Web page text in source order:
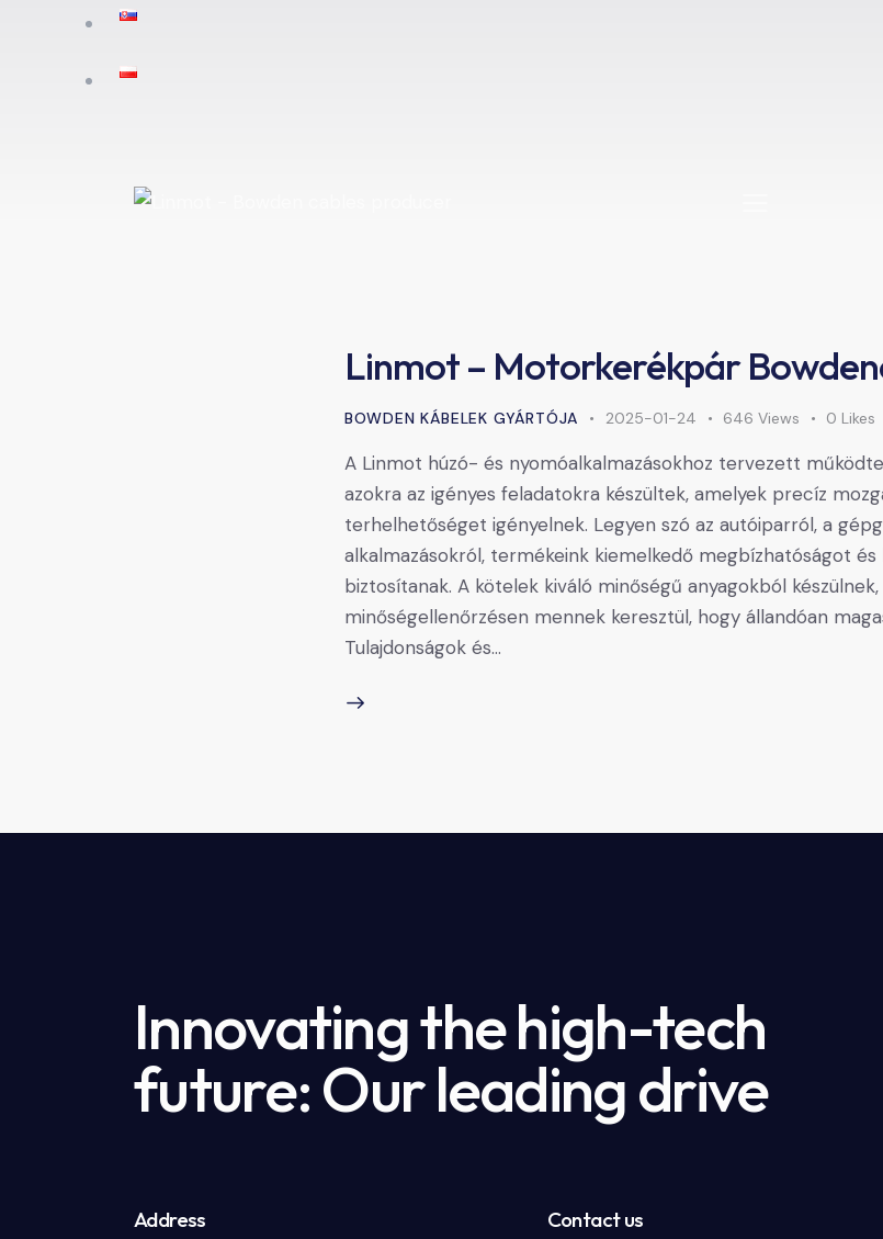
Linmot – Motorkerékpár
BOWDEN KÁBELEK GYÁRTÓJA 2025-01-24 646 Views 0 Likes
A Linmot húzó- és nyomóalkalmazásokhoz tervezett
azokra az igényes feladatokra készültek, amelyek precíz
terhelhetőséget igényelnek. Legyen szó az autóiparról, a
alkalmazásokról, termékeink kiemelkedő megbízhatóságot
biztosítanak. A kötelek kiváló minőségű anyagokból készülnek,
minőségellenőrzésen mennek keresztül, hogy állandóan
Tulajdonságok és…
Innovating the high-tech
future: Our leading drive
Address Contact us